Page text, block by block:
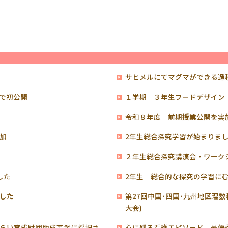
サヒメルにてマグマができる
初公開
１学期 ３年生フードデザイン
令和８年度 前期授業公開を実
2年生総合探究学習が始まりま
２年生総合探究講演会・ワー
た
2年生 総合的な探究の学習に
た
第27回中国･四国･九州地区理
大会)